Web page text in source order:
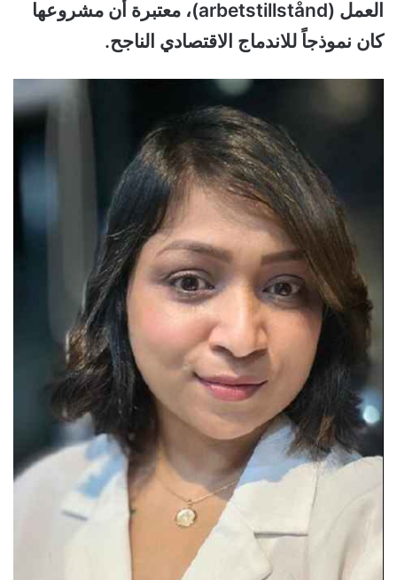
العمل (arbetstillstånd)، معتبرة أن مشروعها
كان نموذجاً للاندماج الاقتصادي الناجح.